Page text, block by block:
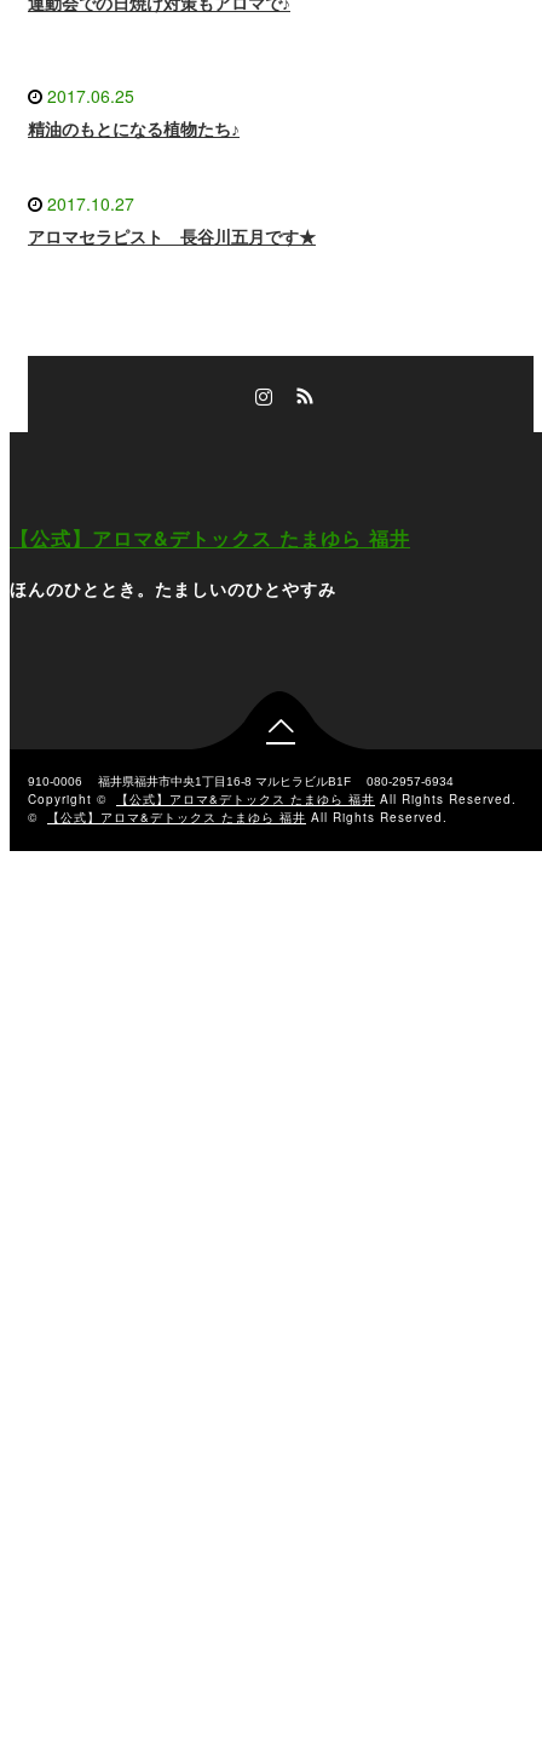
2017.06.25
精油のもとになる植物たち♪
2017.10.27
アロマセラピスト 長谷川五月です★
【公式】アロマ&デトックス たまゆら 福井
ほんのひととき。たましいのひとやすみ

910-0006 福井県福井市中央1丁目16-8 マルヒラビルB1F 080-2957-6934
Copyright © 【公式】アロマ&デトックス たまゆら 福井 All Rights Reserved.
©
【公式】アロマ&デトックス たまゆら 福井 All Rights Reserved.